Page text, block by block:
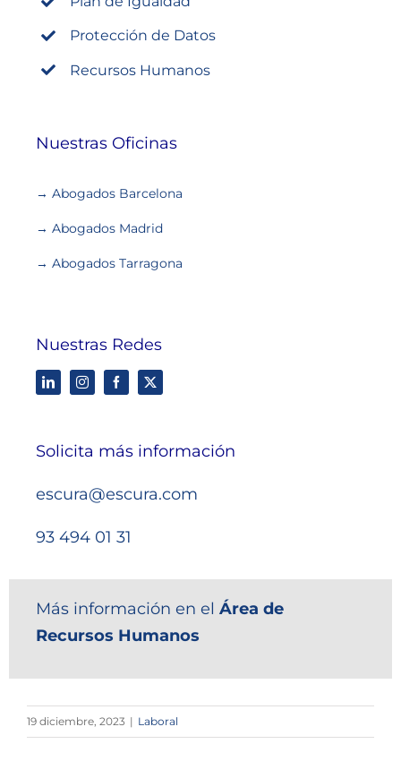
Protección de Datos
Recursos Humanos
Nuestras Oficinas
→ Abogados Barcelona
→ Abogados Madrid
→ Abogados Tarragona
Nuestras Redes
Solicita más información
escura@escura.com
93 494 01 31
Más información en el Área de
Recursos Humanos
19 diciembre, 2023 | Laboral